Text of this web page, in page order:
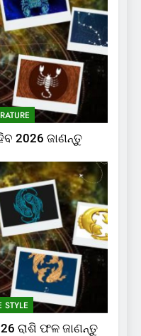
2026 ଜାଣନ୍ତୁ
STYLE
ରାଶି ଫଳ ଜାଣନ୍ତୁ